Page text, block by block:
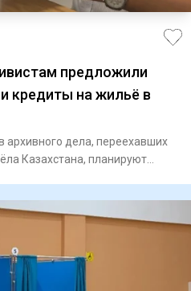
предложили
кредиты на жильё в
архивного дела, переехавших
Казахстана, планируют